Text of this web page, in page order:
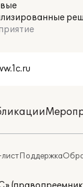
Поддержка